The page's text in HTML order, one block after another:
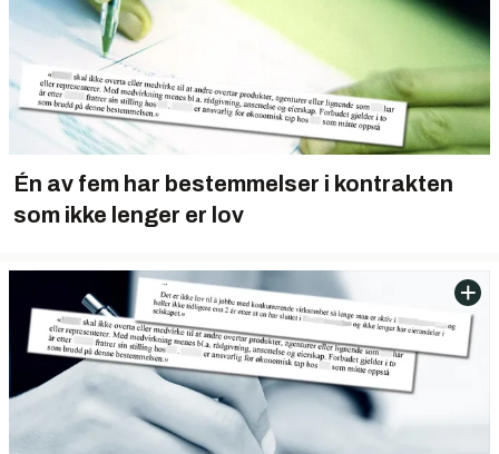
Én av fem har bestemmelser i kontrakten
som ikke lenger er lov